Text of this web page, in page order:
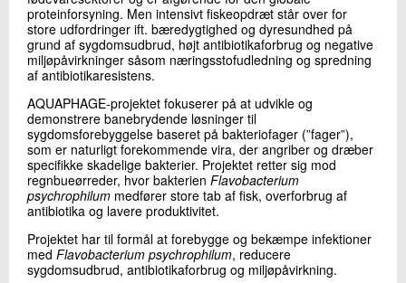
Send
proteinforsyning. Men intensivt fiskeopdræt står over for
store udfordringer ift. bæredygtighed og dyresundhed på
grund af sygdomsudbrud, højt antibiotikaforbrug og negative
miljøpåvirkninger såsom næringsstofudledning og spredning
af antibiotikaresistens.
AQUAPHAGE-projektet fokuserer på at udvikle og
demonstrere banebrydende løsninger til
sygdomsforebyggelse baseret på bakteriofager (”fager”),
som er naturligt forekommende vira, der angriber og dræber
specifikke skadelige bakterier. Projektet retter sig mod
regnbueørreder, hvor bakterien Flavobacterium
psychrophilum medfører store tab af fisk, overforbrug af
antibiotika og lavere produktivitet.
Projektet har til formål at forebygge og bekæmpe infektioner
med Flavobacterium psychrophilum, reducere
sygdomsudbrud, antibiotikaforbrug og miljøpåvirkning.